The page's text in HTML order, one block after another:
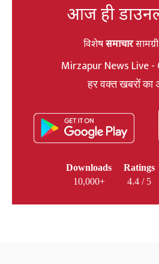
आज ही
विशेषसमाचार
Mirzapur News Live -
हर वक्त खबरों
Downloads
10,000+
Ratings
4.4 / 5